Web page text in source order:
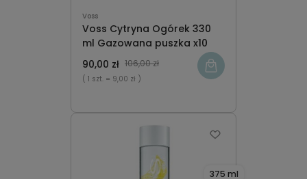
Voss
Voss Cytryna Ogórek 330
ml Gazowana puszka x10
90,00 zł 106,00 zł
( 1 szt. = 9,00 zł )
375 ml